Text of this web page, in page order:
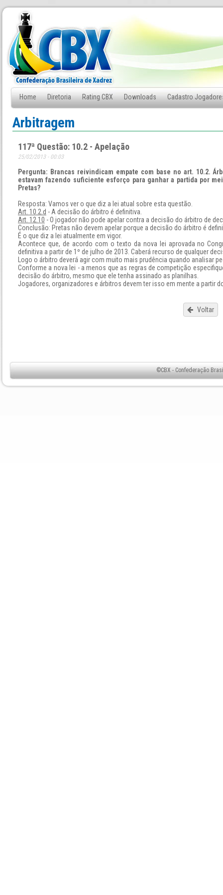
Home Diretoria Rating CBX Downloads Cadastro
Fale Conosco
Arbitragem
117ª Questão: 10.2 - Apelação
25/02/2013 - 00:03
Pergunta: Brancas reivindicam empate com base no art. 10.2.
estavam fazendo suficiente esforço para ganhar a partida por
Pretas?
Resposta: Vamos ver o que diz a lei atual sobre esta questão.
Art. 10.2.d - A decisão do árbitro é definitiva.
Art. 12.10 - O jogador não pode apelar contra a decisão do árbitro de
Conclusão: Pretas não devem apelar porque a decisão do árbitro é
É o que diz a lei atualmente em vigor.
Acontece que, de acordo com o texto da nova lei aprovada no
definitiva a partir de 1º de julho de 2013. Caberá recurso de qualquer
Logo o árbitro deverá agir com muito mais prudência quando analisar
Conforme a nova lei - a menos que as regras de competição
decisão do árbitro, mesmo que ele tenha assinado as planilhas.
Jogadores, organizadores e árbitros devem ter isso em mente a partir
Voltar
©CBX - Confederação